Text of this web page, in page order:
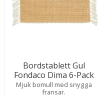
Bordstablett Gul
Fondaco Dima 6-Pack
Mjuk bomull med snygga
fransar.